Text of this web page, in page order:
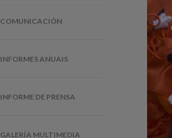
COMUNICACIÓN
INFORMES ANUAIS
INFORME DE PRENSA
GALERÍA MULTIMEDIA